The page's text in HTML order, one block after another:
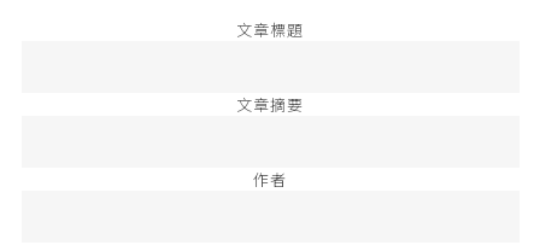
文章標題
文章摘要
作者